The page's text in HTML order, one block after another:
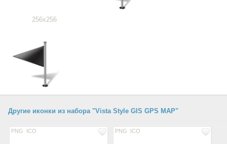
256x256
Другие иконки из набора "Vista Style GIS GPS MAP"
PNG ICO PNG ICO